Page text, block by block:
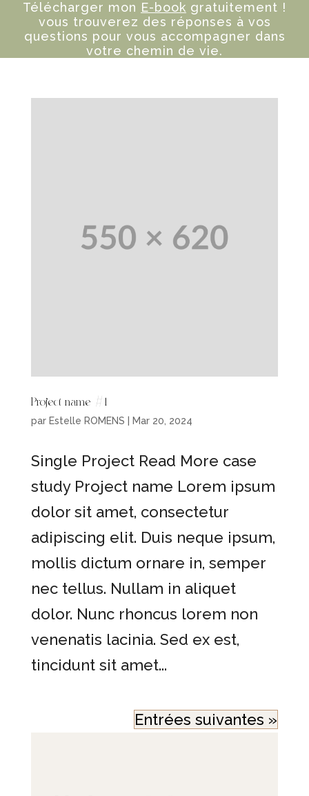
Télécharger mon E-book gratuitement !
vous trouverez des réponses à vos
questions pour vous accompagner dans
votre chemin de vie.
Project name #1
par Estelle ROMENS Mar 20, 2024
Single Project Read More case
study Project name Lorem ipsum
dolor sit amet, consectetur
adipiscing elit. Duis neque ipsum,
mollis dictum ornare in, semper
nec tellus. Nullam in aliquet
dolor. Nunc rhoncus lorem non
venenatis lacinia. Sed ex est,
tincidunt sit amet...
Entrées suivantes »